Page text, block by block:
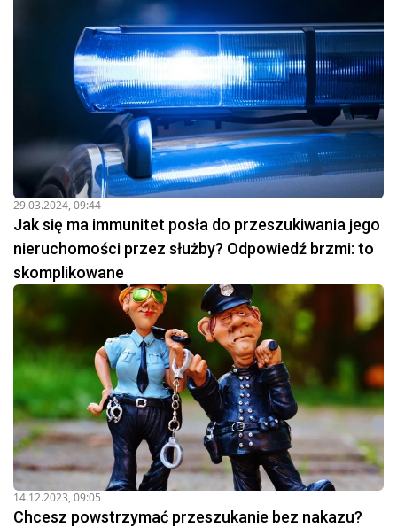
29.03.2024, 09:44
Jak się ma immunitet posła do przeszukiwania jego
nieruchomości przez służby? Odpowiedź brzmi: to
skomplikowane
14.12.2023, 09:05
Chcesz powstrzymać przeszukanie bez nakazu?